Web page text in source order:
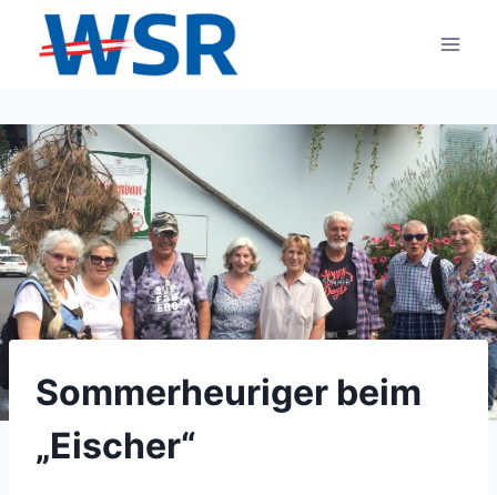
Inhalt
springen
Sommerheuriger beim
„Eischer“